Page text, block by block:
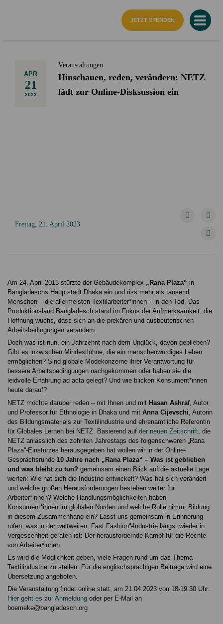
JETZT SPENDEN
APR
21
2023
Veranstaltungen
Hinschauen, reden, verändern: NETZ
lädt zur Online-Disksussion ein
Freitag, 21. April 2023
Am 24. April 2013 stürzte der Gebäudekomplex „Rana Plaza“ in
Bangladeschs Hauptstadt Dhaka ein und riss mehr als tausend
Menschen – die allermeisten Textilarbeiter*innen – in den Tod. Das
Produktionsland Bangladesch stand im Fokus der Aufmerksamkeit, die
Hoffnung wuchs, dass sich an die prekären und ausbeuterischen
Arbeitsbedingungen verändern.
Doch was ist nun, ein Jahrzehnt nach dem Unglück, davon geblieben?
Gibt es inzwischen Mindestlöhne, die ein menschenwürdiges Leben
ermöglichen? Sind globale Modekonzerne ihrer Verantwortung für
bessere Arbeitsbedingungen nachgekommen oder haben sie die
leidvolle Erfahrung ad acta gelegt? Und wie blicken Konsument*innen
heute darauf?
NETZ möchte darüber reden – mit Ihnen und mit Hasan Ashraf, Autor
und Professor für Ethnologie in Dhaka und mit Anna Cijevschi , Autorin
des Bildungsmaterials zur Textilindustrie und ehrenamtliche Referentin
für Globales Lernen bei NETZ. Basierend auf der neuen Zeitschrift , die
NETZ anlässlich des zehnten Jahrestags des folgenschweren „Rana
Plaza“-Einsturzes herausgegeben hat wollen wir in der Online-
Gesprächsrunde 10 Jahre nach „Rana Plaza“ – Was ist geblieben
und was bleibt zu tun? gemeinsam einen Blick auf die aktuelle Lage
werfen: Wie hat sich die Industrie entwickelt? Was hat sich verändert
und welche großen Herausforderungen bestehen weiter für
Arbeiter*innen? Welche Handlungsmöglichkeiten haben
Konsument*innen im globalen Norden und welche Rolle nimmt Bildung
in diesem Zusammenhang ein? Lasst uns gemeinsam in Erinnerung
rufen, was in der weltweiten „Fast Fashion“-Industrie längst wieder in
Vergessenheit geraten ist: Der herausfordernde Kampf für die Rechte
von Arbeiter*innen.
Es wird die Möglichkeit geben, viele Fragen rund um das Thema
Textilindustrie zu stellen. Für die englischsprachigen Beiträge wird eine
Übersetzung angeboten.
Die Veranstaltung findet online statt, am 21.04.2023 von 18-19:30 Uhr.
Hier geht es zur Anmeldung oder per E-Mail an
boemeke@bangladesch.org